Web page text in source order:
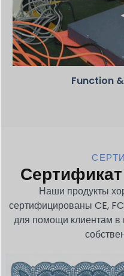
Function
Наши продукты
сертифицированы CE,
для помощи клиентам в